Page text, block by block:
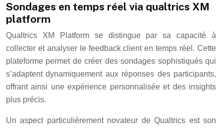
Sondages en temps réel via qualtrics XM
platform
Qualtrics XM Platform se distingue par sa capacité à
collecter et analyser le feedback client en temps réel. Cette
plateforme permet de créer des sondages sophistiqués qui
s’adaptent dynamiquement aux réponses des participants,
offrant ainsi une expérience personnalisée et des insights
plus précis.
Un aspect particulièrement novateur de Qualtrics est son